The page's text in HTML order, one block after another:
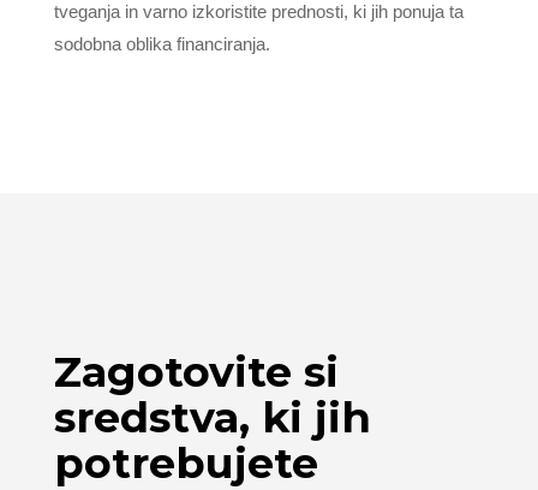
tveganja in varno izkoristite prednosti, ki jih ponuja ta
sodobna oblika financiranja.
Zagotovite si
sredstva, ki jih
potrebujete